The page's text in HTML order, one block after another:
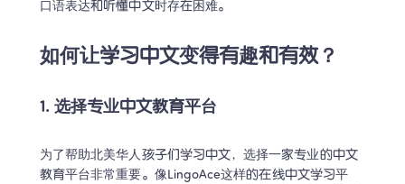
口语表达和听懂中文时存在困难。
如何让学习中文变得有趣和有效？
1. 选择专业中文教育平台
为了帮助北美华人孩子们学习中文，选择一家专业的中文
教育平台非常重要。像LingoAce这样的在线中文学习平